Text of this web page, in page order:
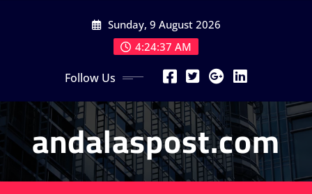
Sunday, 9 August 2026
4:24:39 AM
Follow Us
andalaspost.com